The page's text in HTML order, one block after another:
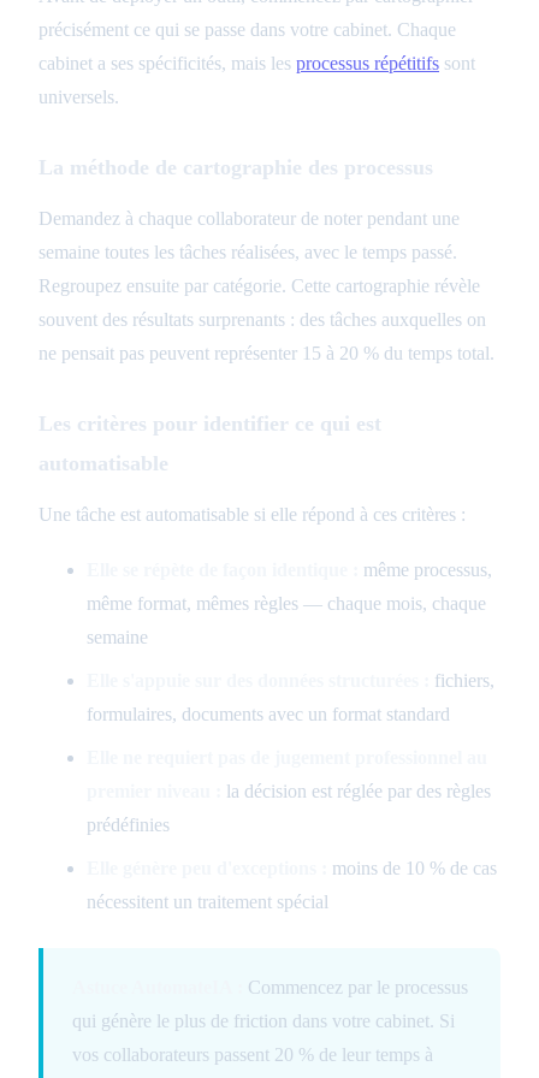
précisément ce qui se passe dans votre cabinet. Chaque
cabinet a ses spécificités, mais les processus répétitifs sont
universels.
La méthode de cartographie des processus
Demandez à chaque collaborateur de noter pendant une
semaine toutes les tâches réalisées, avec le temps passé.
Regroupez ensuite par catégorie. Cette cartographie révèle
souvent des résultats surprenants : des tâches auxquelles on
ne pensait pas peuvent représenter 15 à 20 % du temps total.
Les critères pour identifier ce qui est
automatisable
Une tâche est automatisable si elle répond à ces critères :
même processus,
même format, mêmes règles — chaque mois, chaque
semaine
fichiers,
formulaires, documents avec un format standard
la décision est réglée par des règles
prédéfinies
moins de 10 % de cas
nécessitent un traitement spécial
Commencez par le processus
qui génère le plus de friction dans votre cabinet. Si
vos collaborateurs passent 20 % de leur temps à